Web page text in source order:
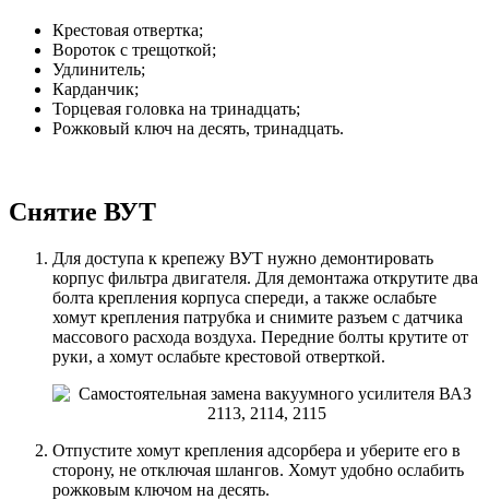
Крестовая отвертка;
Вороток с трещоткой;
Удлинитель;
Карданчик;
Торцевая головка на тринадцать;
Рожковый ключ на десять, тринадцать.
Снятие ВУТ
Для доступа к крепежу ВУТ нужно демонтировать
корпус фильтра двигателя. Для демонтажа открутите два
болта крепления корпуса спереди, а также ослабьте
хомут крепления патрубка и снимите разъем с датчика
массового расхода воздуха. Передние болты крутите от
руки, а хомут ослабьте крестовой отверткой.
Отпустите хомут крепления адсорбера и уберите его в
сторону, не отключая шлангов. Хомут удобно ослабить
рожковым ключом на десять.